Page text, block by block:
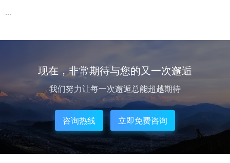
...
现在，非常期待与您的又一次邂逅
我们努力让每一次邂逅总能超越期待
咨询热线 立即免费咨询